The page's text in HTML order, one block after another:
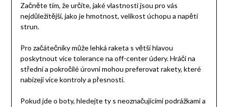
Začněte tím, že určíte, jaké vlastnosti jsou pro vás
nejdůležitější, jako je hmotnost, velikost úchopu a napětí
strun.
Pro začátečníky může lehká raketa s větší hlavou
poskytnout více tolerance na off-center údery. Hráči na
střední a pokročilé úrovni mohou preferovat rakety, které
nabízejí více kontroly a přesnosti.
Pokud jde o boty, hledejte ty s neoznačujícími podrážkami a